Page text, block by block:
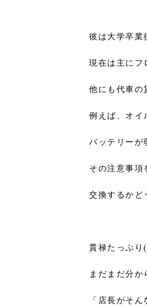
彼は大学卒業
現在は主にフ
他にも代車の
例えば、オイ
バッテリーが
その注意事項
交換するかど
貫禄たっぷ
まだまだ分か
「店長がそ